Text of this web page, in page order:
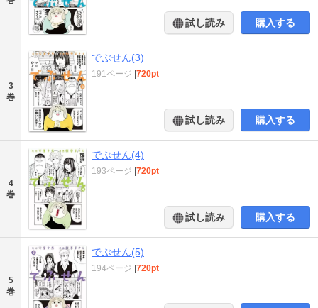
試し読み 購入する
3
巻
でぶせん(3)
191ページ |720pt
試し読み 購入する
4
巻
でぶせん(4)
193ページ |720pt
試し読み 購入する
5
巻
でぶせん(5)
194ページ |720pt